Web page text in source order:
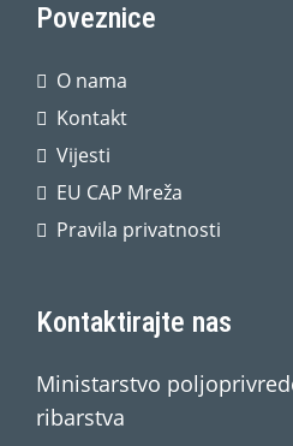
Poveznice
O nama
Kontakt
Vijesti
EU CAP Mreža
Pravila privatnosti
Kontaktirajte nas
Ministarstvo
ribarstva